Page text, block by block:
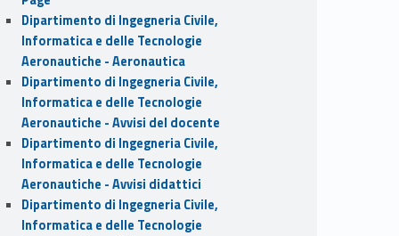
Dipartimento di Ingegneria Civile,
Informatica e delle Tecnologie
Aeronautiche - Aeronautica
Dipartimento di Ingegneria Civile,
Informatica e delle Tecnologie
Aeronautiche - Avvisi del docente
Dipartimento di Ingegneria Civile,
Informatica e delle Tecnologie
Aeronautiche - Avvisi didattici
Dipartimento di Ingegneria Civile,
Informatica e delle Tecnologie